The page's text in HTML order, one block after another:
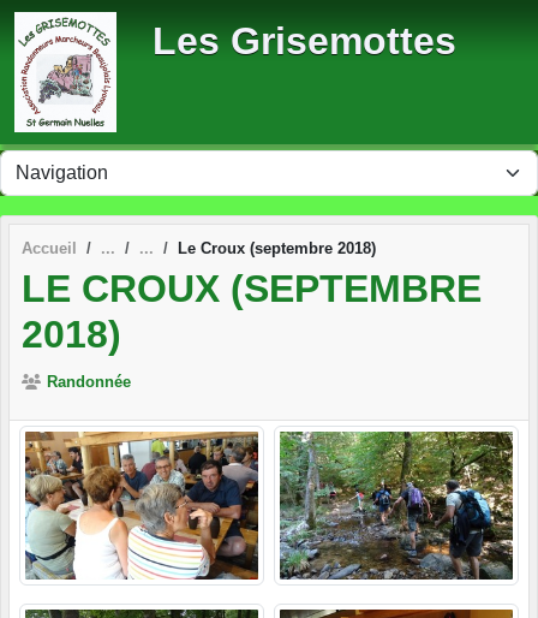
Les Grisemottes
Accueil Le Croux (septembre 2018)
LE CROUX (SEPTEMBRE
2018)
Randonnée
Panneau de gestion des cookies